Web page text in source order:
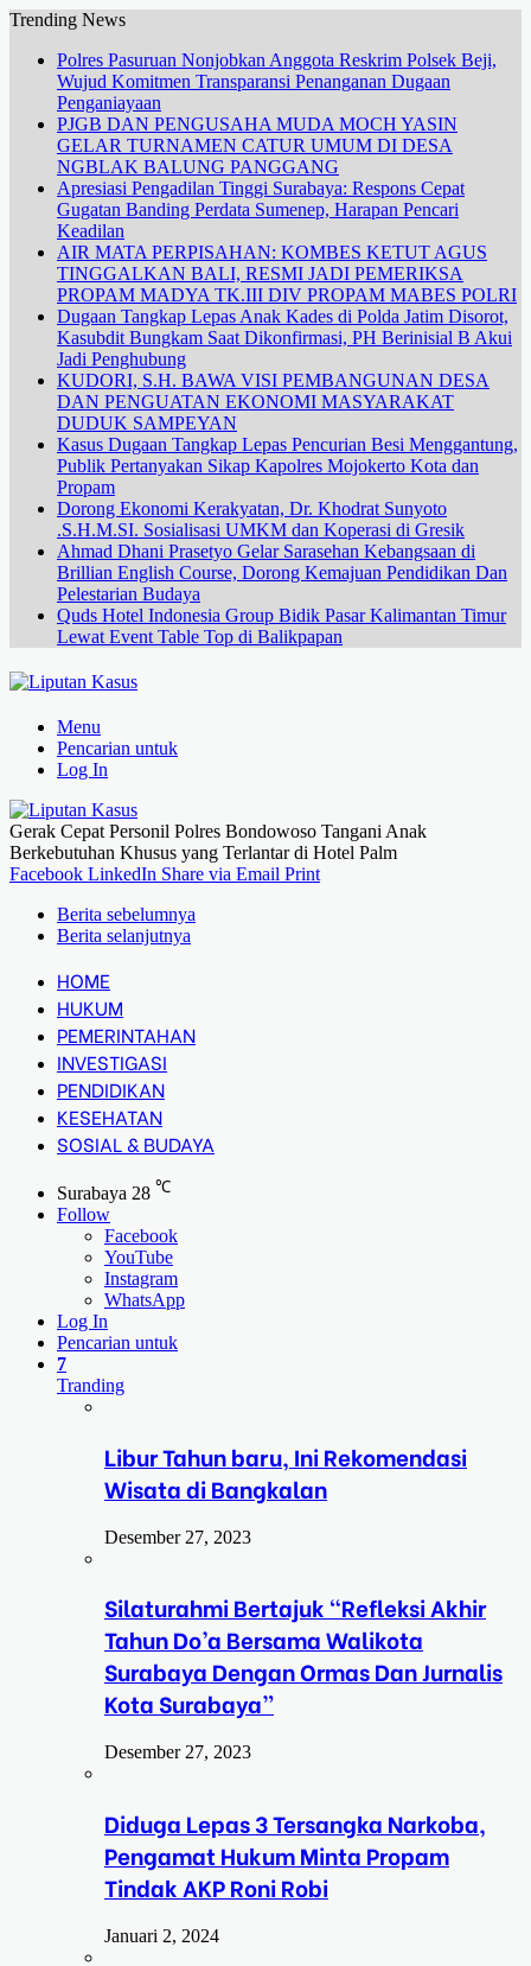
Trending News
Polres Pasuruan Nonjobkan Anggota Reskrim Polsek Beji,
Wujud Komitmen Transparansi Penanganan Dugaan
Penganiayaan
PJGB DAN PENGUSAHA MUDA MOCH YASIN
GELAR TURNAMEN CATUR UMUM DI DESA
NGBLAK BALUNG PANGGANG
Apresiasi Pengadilan Tinggi Surabaya: Respons Cepat
Gugatan Banding Perdata Sumenep, Harapan Pencari
Keadilan
AIR MATA PERPISAHAN: KOMBES KETUT AGUS
TINGGALKAN BALI, RESMI JADI PEMERIKSA
PROPAM MADYA TK.III DIV PROPAM MABES POLRI
Dugaan Tangkap Lepas Anak Kades di Polda Jatim Disorot,
Kasubdit Bungkam Saat Dikonfirmasi, PH Berinisial B Akui
Jadi Penghubung
KUDORI, S.H. BAWA VISI PEMBANGUNAN DESA
DAN PENGUATAN EKONOMI MASYARAKAT
DUDUK SAMPEYAN
Kasus Dugaan Tangkap Lepas Pencurian Besi Menggantung,
Publik Pertanyakan Sikap Kapolres Mojokerto Kota dan
Propam
Dorong Ekonomi Kerakyatan, Dr. Khodrat Sunyoto
.S.H.M.SI. Sosialisasi UMKM dan Koperasi di Gresik
Ahmad Dhani Prasetyo Gelar Sarasehan Kebangsaan di
Brillian English Course, Dorong Kemajuan Pendidikan Dan
Pelestarian Budaya
Quds Hotel Indonesia Group Bidik Pasar Kalimantan Timur
Lewat Event Table Top di Balikpapan
Menu
Pencarian untuk
Log In
Gerak Cepat Personil Polres Bondowoso Tangani Anak
Berkebutuhan Khusus yang Terlantar di Hotel Palm
Facebook LinkedIn Share via Email Print
Berita sebelumnya
Berita selanjutnya
HOME
HUKUM
PEMERINTAHAN
INVESTIGASI
PENDIDIKAN
KESEHATAN
SOSIAL & BUDAYA
Surabaya 28 ℃
Follow
Facebook
YouTube
Instagram
WhatsApp
Log In
Pencarian untuk
7
Tranding
Libur Tahun baru, Ini Rekomendasi
Wisata di Bangkalan
Desember 27, 2023
Silaturahmi Bertajuk “Refleksi Akhir
Tahun Do’a Bersama Walikota
Surabaya Dengan Ormas Dan Jurnalis
Kota Surabaya”
Desember 27, 2023
Diduga Lepas 3 Tersangka Narkoba,
Pengamat Hukum Minta Propam
Tindak AKP Roni Robi
Januari 2, 2024